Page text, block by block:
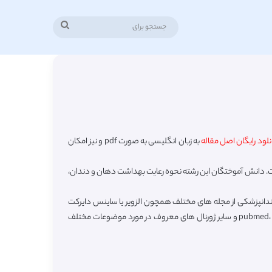
رایگان اصل مقالهبه زبان انگلیسی به صورت pdf و نیز امکان
دانش آموختگان این رشته نحوه رعایت بهداشت دهان و دندان،
از مجله های مختلف همچون الزویر یا ساینس دایرکت
(sciencedirect – elsevier)، امرالد (Emerald Insight)، اسپرینگر (springer)، آی تریپل ای (ieee) وایلی، هینداوی، تیلور اند فرانسیس، نیچر، pubmed، mdpi، ssrn و سایر ژورنال های معروف در مورد موضوعات مختلف